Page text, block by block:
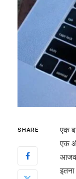
SHARE
एक
एक